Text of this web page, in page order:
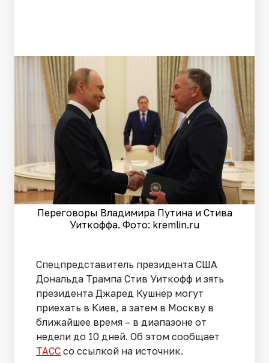
Переговоры Владимира Путина и Стива
Уиткоффа. Фото: kremlin.ru
Спецпредставитель президента США
Дональда Трампа Стив Уиткофф и зять
президента Джаред Кушнер могут
приехать в Киев, а затем в Москву в
ближайшее время – в диапазоне от
недели до 10 дней. Об этом сообщает
ТАСС со ссылкой на источник.